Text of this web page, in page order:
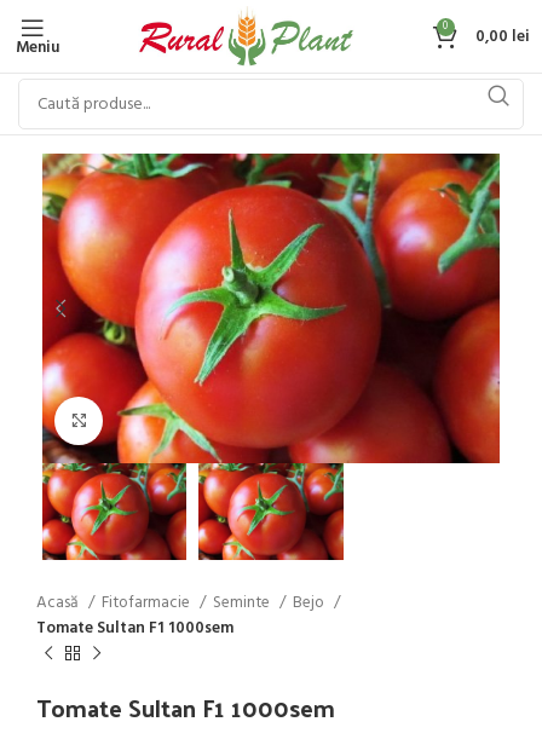
Meniu
0 0,00 lei
Click to enlarge
Acasă Fitofarmacie Seminte
Bejo
Tomate Sultan F1 1000sem
Tomate Sultan F1 1000sem